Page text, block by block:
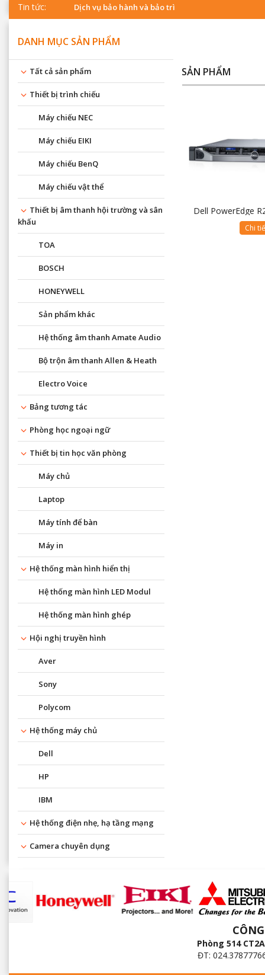
Tin tức: Dịch vụ bảo hành và bảo trì
DANH MỤC SẢN PHẨM
Tất cả sản phẩm
Thiết bị trình chiếu
Máy chiếu NEC
Máy chiếu EIKI
Máy chiếu BenQ
Máy chiếu vật thể
Thiết bị âm thanh hội trường và sân
khấu
TOA
BOSCH
HONEYWELL
Sản phẩm khác
Hệ thống âm thanh Amate Audio
Bộ trộn âm thanh Allen & Heath
Electro Voice
Bảng tương tác
Phòng học ngoại ngữ
Thiết bị tin học văn phòng
Máy chủ
Laptop
Máy tính để bàn
Máy in
Hệ thống màn hình hiển thị
Hệ thống màn hình LED Modul
Hệ thống màn hình ghép
Hội nghị truyền hình
Aver
Sony
Polycom
Hệ thống máy chủ
Dell
HP
IBM
Hệ thống điện nhẹ, hạ tầng mạng
Camera chuyên dụng
SẢN PHẨM
Dell PowerEdge
Chi
Phòng 514
ĐT: